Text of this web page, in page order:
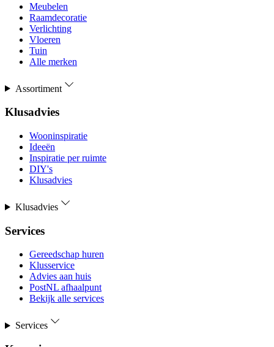
Meubelen
Raamdecoratie
Verlichting
Vloeren
Tuin
Alle merken
Assortiment
Klusadvies
Wooninspiratie
Ideeën
Inspiratie per ruimte
DIY's
Klusadvies
Klusadvies
Services
Gereedschap huren
Klusservice
Advies aan huis
PostNL afhaalpunt
Bekijk alle services
Services